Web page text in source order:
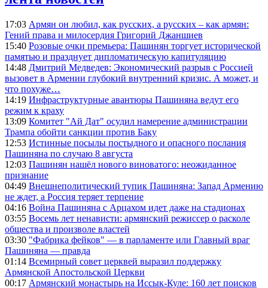
17:03 Армян он любил, как русских, а русских – как армян:
Гений права и милосердия Григорий Джаншиев
15:40 Розовые очки премьера: Пашинян торгует исторической
памятью и празднует дипломатическую капитуляцию
14:48 Дмитрий Медведев: Экономический разрыв с Россией
вызовет в Армении глубокий внутренний кризис. А может, и
что похуже…
14:19 Инфраструктурные авантюры Пашиняна ведут его
режим к краху
13:09 Комитет "Ай Дат" осудил намерение администрации
Трампа обойти санкции против Баку
12:53 Истинные посылы постыдного и опасного послания
Пашиняна по случаю 8 августа
12:03 Пашинян нашёл нового виноватого: неожиданное
признание
04:49 Внешнеполитический тупик Пашиняна: Запад Армению
не ждет, а Россия теряет терпение
04:16 Война Пашиняна с Арцахом идет даже на стадионах
03:55 Восемь лет ненависти: армянский режиссер о расколе
общества и произволе властей
03:30 "Фабрика фейков" — в парламенте или Главный враг
Пашиняна — правда
01:14 Всемирный совет церквей выразил поддержку
Армянской Апостольской Церкви
00:17 Армянский монастырь на Иссык-Куле: 160 лет поисков